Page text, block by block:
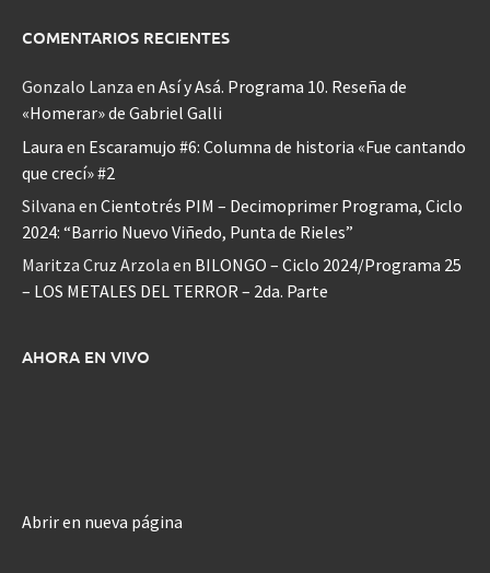
COMENTARIOS RECIENTES
Gonzalo Lanza en Así y Asá. Programa 10. Reseña de
«Homerar» de Gabriel Galli
Laura en Escaramujo #6: Columna de historia «Fue cantando
que crecí» #2
Silvana en Cientotrés PIM – Decimoprimer Programa, Ciclo
2024: “Barrio Nuevo Viñedo, Punta de Rieles”
Maritza Cruz Arzola en BILONGO – Ciclo 2024/Programa 25
– LOS METALES DEL TERROR – 2da. Parte
AHORA EN VIVO
Abrir en nueva página